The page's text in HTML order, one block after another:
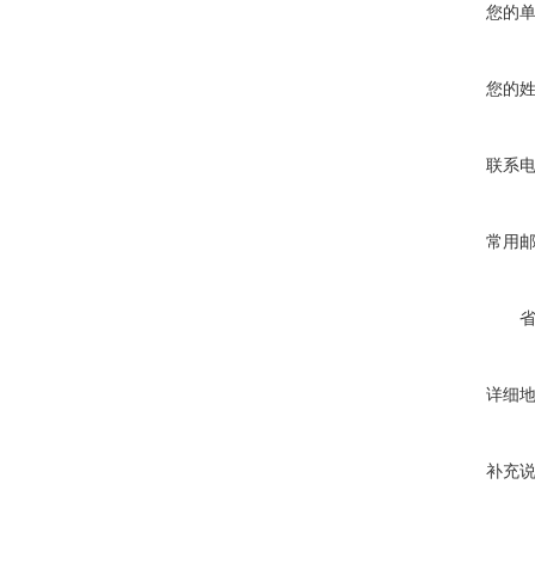
您的
您的
联系
常用
详细
补充